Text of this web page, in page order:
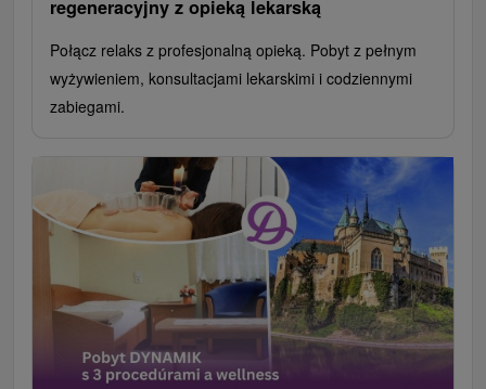
regeneracyjny z opieką lekarską
Połącz relaks z profesjonalną opieką. Pobyt z pełnym
wyżywieniem, konsultacjami lekarskimi i codziennymi
zabiegami.